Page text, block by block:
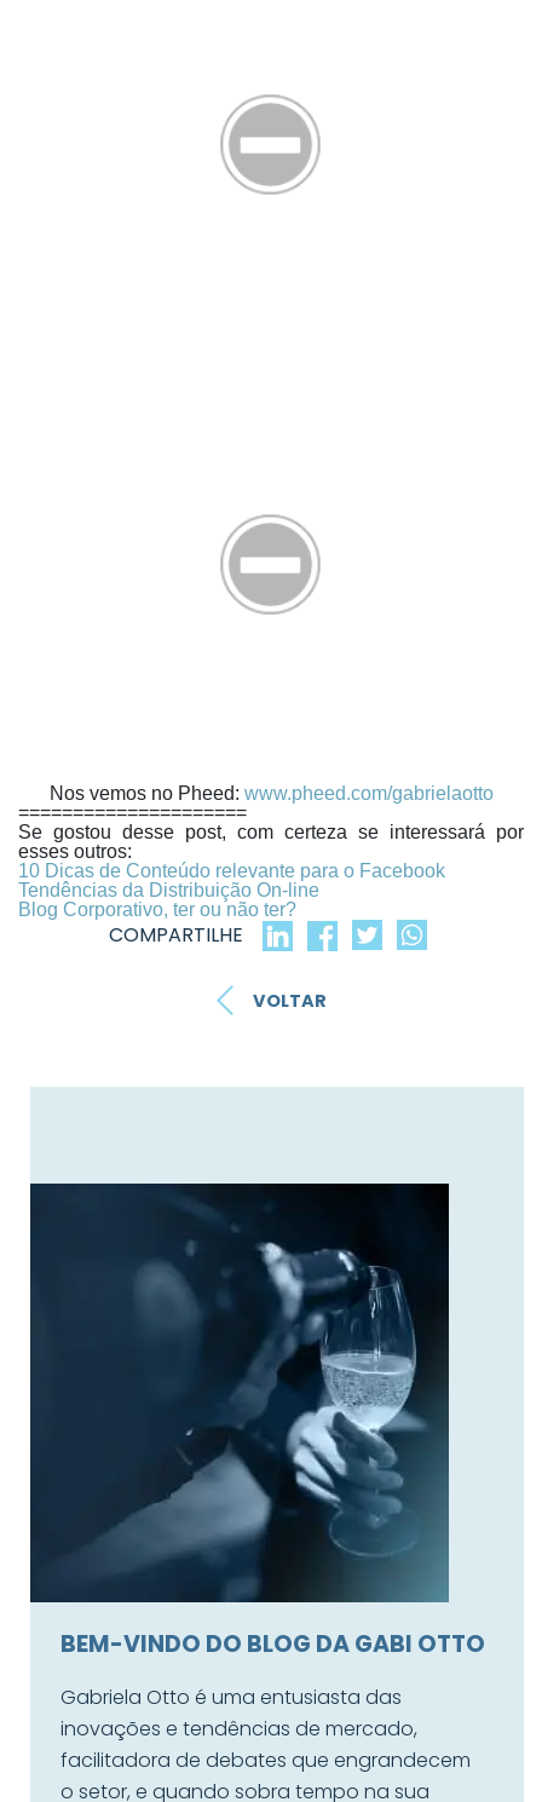
Nos vemos no Pheed: www.pheed.com/gabrielaotto
=====================
Se gostou desse post, com certeza se interessará por
esses outros:
10 Dicas de Conteúdo relevante para o Facebook
Tendências da Distribuição On-line
Blog Corporativo, ter ou não ter?
COMPARTILHE
VOLTAR
BEM-VINDO DO BLOG DA GABI OTTO
Gabriela Otto é uma entusiasta das
inovações e tendências de mercado,
facilitadora de debates que engrandecem
o setor, e quando sobra tempo na sua